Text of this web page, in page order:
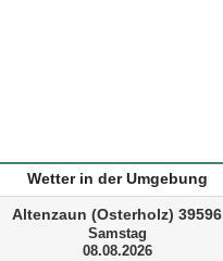
Wetter in der Umgebung
Altenzaun (Osterholz) 39596
Samstag
08.08.2026